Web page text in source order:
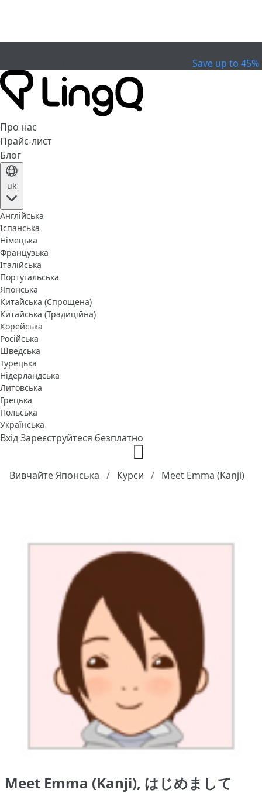
Save up to 45%
Про нас
Прайс-лист
Блог
uk
Англійська
Іспанська
Німецька
Французька
Італійська
Португальська
Японська
Китайська (Спрощена)
Китайська (Традиційна)
Корейська
Російська
Шведська
Турецька
Нідерландська
Литовська
Грецька
Польська
Українська
ВхідЗареєструйтеся безплатно
Вивчайте Японська Курси Meet Emma (Kanji)
Meet Emma (Kanji), はじめまして